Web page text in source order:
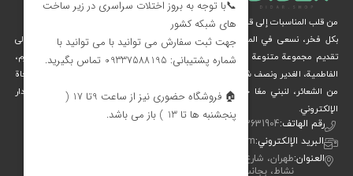
من قلب المناسبات إلى قلوب الناس
بكل فخر، نسعى في المجموعة الثقافية ديدار، من خلال الإبداع والرؤية الثقافية، إلى
تقديم مجموعة متنوعة من المنتجات الخاصة بالمناسبات الوطنية والدينية، مثل محرم،
الفاطمية، الغدير ونصف شعبان، عبر متجرنا الإلكتروني.
نُهديكم هدايا فريدة وزينة مستوحاة
من الشعائر، لنبني معًا جسرًا جميلاً بين التقاليد والفن والحياة المعاصرة. متجر ديدار
الإلكتروني.
رقم الهاتف:00982122631904
البريد الإلكتروني:info[at]didareshop.com
العنوان:طهران، شارع شريعتي، فوق قُلهَك، شارع الشهيد كلاهدوز، تقاطع